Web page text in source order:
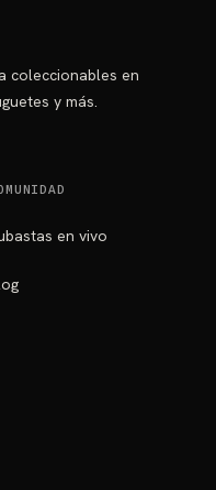
coleccionables en
y más.
en vivo